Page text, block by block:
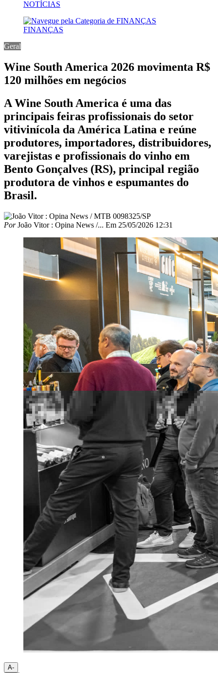
NOTÍCIAS
FINANÇAS
Geral
Wine South America 2026 movimenta R$
120 milhões em negócios
A Wine South America é uma das
principais feiras profissionais do setor
vitivinícola da América Latina e reúne
produtores, importadores, distribuidores,
varejistas e profissionais do vinho em
Bento Gonçalves (RS), principal região
produtora de vinhos e espumantes do
Brasil.
PorJoão Vitor : Opina News /... Em 25/05/2026 12:31
A-